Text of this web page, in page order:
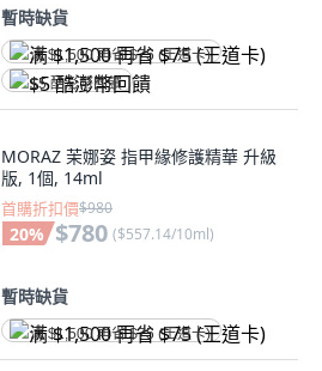
暫時缺貨
满 $1,500 再省 $75 (王道卡)
$5 酷澎幣回饋
MORAZ 茉娜姿 指甲緣修護精華 升級
版, 1個, 14ml
首購折扣價$980
20% $780 ($557.14/10ml)
暫時缺貨
满 $1,500 再省 $75 (王道卡)